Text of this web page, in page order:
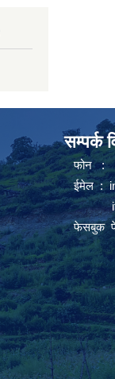
सम्पर्क
फोन :
ईमेल :
फेसबुक